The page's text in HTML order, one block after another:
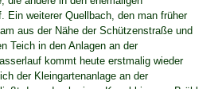
Ein weiterer Quellbach, den man früher
aus der Nähe der Schützenstraße und
Teich in den Anlagen an der
kommt heute erstmalig wieder
der Kleingartenanlage an der